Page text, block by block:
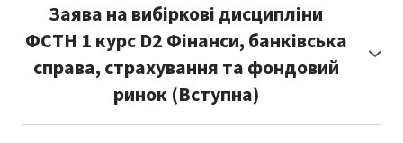
Заява на вибіркові дисципліни
ФСТН 1 курс D2 Фінанси, банківська
справа, страхування та фондовий
ринок (Вступна)